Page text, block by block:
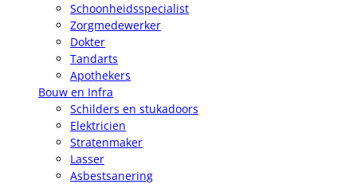
Schoonheidsspecialist
Zorgmedewerker
Dokter
Tandarts
Apothekers
Bouw en Infra
Schilders en stukadoors
Elektricien
Stratenmaker
Lasser
Asbestsanering